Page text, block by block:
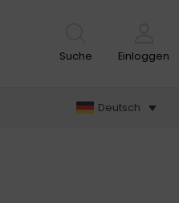
Suche Einloggen
Deutsch